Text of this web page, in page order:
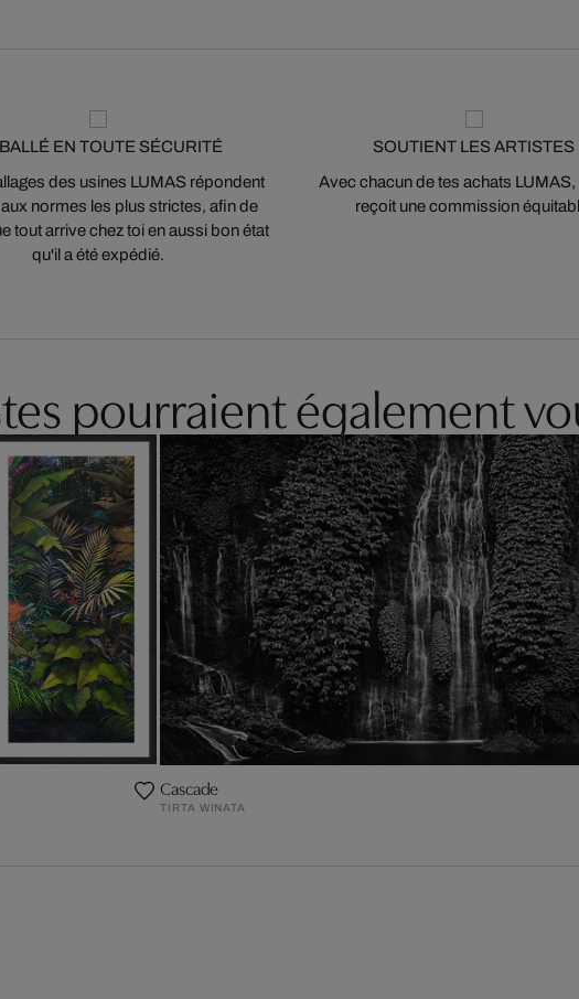
EN TOUTE SÉCURITÉ
des usines LUMAS répondent
normes les plus strictes, afin de
tout arrive chez toi en aussi bon état
qu'il a été expédié.
SOUTIENT LES ARTISTES
Avec chacun de tes achats LUMAS,
reçoit une commission
pourraient également
Cascade
TIRTA WINATA